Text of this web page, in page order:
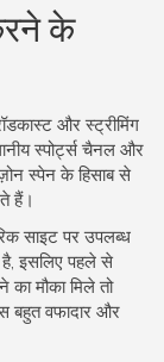
के
और स्ट्रीमिंग
स्पोर्ट्स चैनल और
स्पेन के हिसाब से
हैं।
साइट पर उपलब्ध
है, इसलिए पहले से
मौका मिले तो
बहुत वफादार और